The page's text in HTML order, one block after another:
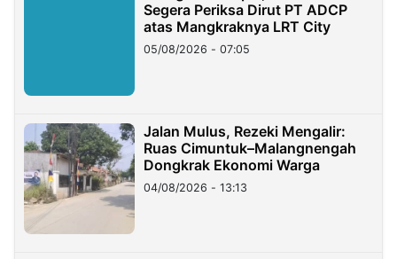
Segera Periksa Dirut PT ADCP
atas Mangkraknya LRT City
05/08/2026 - 07:05
Jalan Mulus, Rezeki Mengalir:
Ruas Cimuntuk–Malangnengah
Dongkrak Ekonomi Warga
04/08/2026 - 13:13